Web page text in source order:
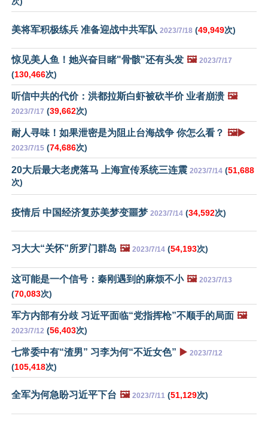
美将军积极练兵 准备迎战中共军队 2023/7/18 (49,949次)
惊见美人鱼！她兴奋目睹"骨骸"还有头发 🖼️ 2023/7/17
(130,466次)
听信中共的代价：洪都拉斯白虾被砍半价 业者崩溃 🖼️
2023/7/17 (39,662次)
耐人寻味！如果泄密是为阻止台海战争 你怎么看？ 🖼️▶️
2023/7/15 (74,686次)
20大后最大老虎落马 上海宣传系统三连震 2023/7/14 (51,688
次)
疫情后 中国经济复苏美梦变噩梦 2023/7/14 (34,592次)
习大大“关怀”所罗门群岛 🖼️ 2023/7/14 (54,193次)
这可能是一个信号：秦刚遇到的麻烦不小 🖼️ 2023/7/13
(70,083次)
军方内部有分歧 习近平面临“党指挥枪”不顺手的局面 🖼️
2023/7/12 (56,403次)
七常委中有“渣男” 习李为何“不近女色” ▶️ 2023/7/12
(105,418次)
全军为何急盼习近平下台 🖼️ 2023/7/11 (51,129次)